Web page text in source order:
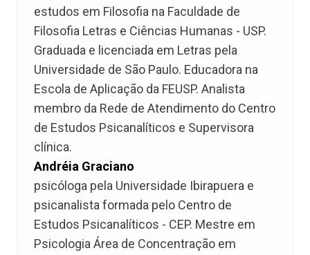
estudos em Filosofia na Faculdade de
Filosofia Letras e Ciências Humanas - USP.
Graduada e licenciada em Letras pela
Universidade de São Paulo. Educadora na
Escola de Aplicação da FEUSP. Analista
membro da Rede de Atendimento do Centro
de Estudos Psicanalíticos e Supervisora
clínica.
Andréia Graciano
psicóloga pela Universidade Ibirapuera e
psicanalista formada pelo Centro de
Estudos Psicanalíticos - CEP. Mestre em
Psicologia Área de Concentração em